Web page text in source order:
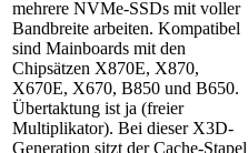
mehrere NVMe-SSDs mit voller
Bandbreite arbeiten. Kompatibel
sind Mainboards mit den
Chipsätzen X870E, X870,
X670E, X670, B850 und B650.
Übertaktung ist ja (freier
Multiplikator). Bei dieser X3D-
Generation sitzt der Cache-Stapel